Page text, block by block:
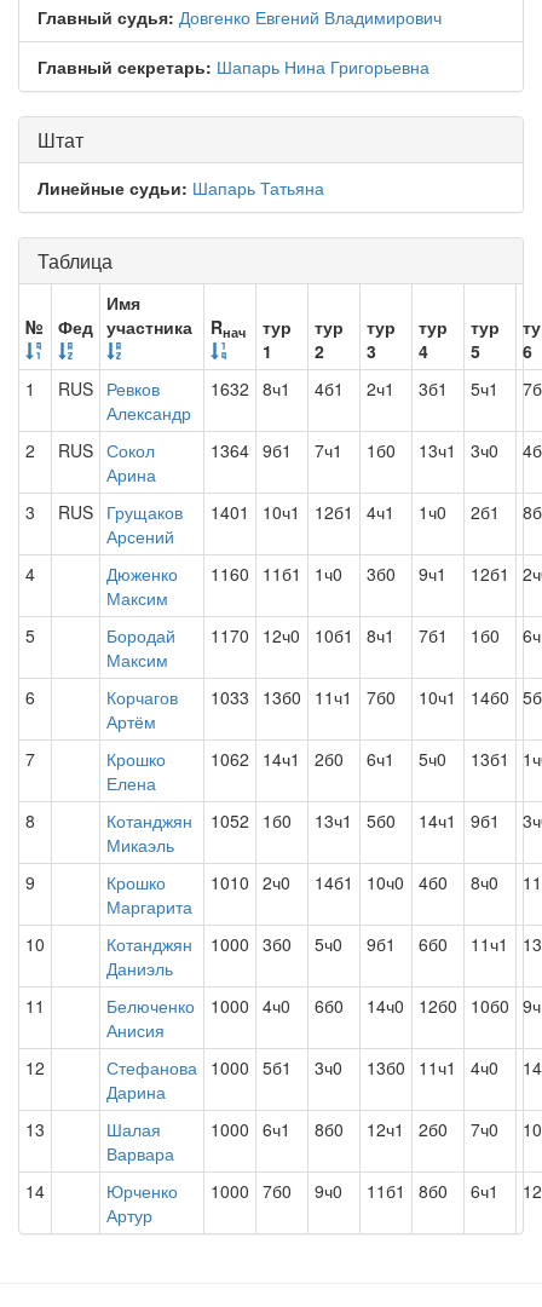
Главный судья: Довгенко Евгений Владимирович
Главный секретарь: Шапарь Нина Григорьевна
Штат
Линейные судьи: Шапарь Татьяна
Таблица
№ Фед
Имя
участника
Rнач
тур
1
тур
2
тур
3
тур
4
тур
5
6
1
RUS Ревков
Александр
1632 8ч1 4б1 2ч1 3б1 5ч1
2 RUS Сокол
Арина
1364 9б1 7ч1 1б0 13ч1 3ч0
3 RUS Грущаков
Арсений
1401 10ч1 12б1 4ч1 1ч0 2б1
4
Дюженко
Максим
1160 11б1 1ч0 3б0 9ч1 12б1
5
Бородай
Максим
1170 12ч0 10б1 8ч1 7б1 1б0
6
Корчагов
Артём
1033 13б0 11ч1 7б0 10ч1 14б0
7
Крошко
Елена
1062 14ч1 2б0 6ч1 5ч0 13б1
8
Котанджян
Микаэль
1052 1б0 13ч1 5б0 14ч1 9б1
9
Крошко
Маргарита
1010 2ч0 14б1 10ч0 4б0 8ч0
10
Котанджян
Даниэль
1000 3б0 5ч0 9б1 6б0 11ч1
11
Белюченко
Анисия
1000 4ч0 6б0 14ч0 12б0 10б0
12
Стефанова
Дарина
1000 5б1 3ч0 13б0 11ч1 4ч0
13
Шалая
Варвара
1000 6ч1 8б0 12ч1 2б0 7ч0
14
Юрченко
Артур
1000 7б0 9ч0 11б1 8б0 6ч1